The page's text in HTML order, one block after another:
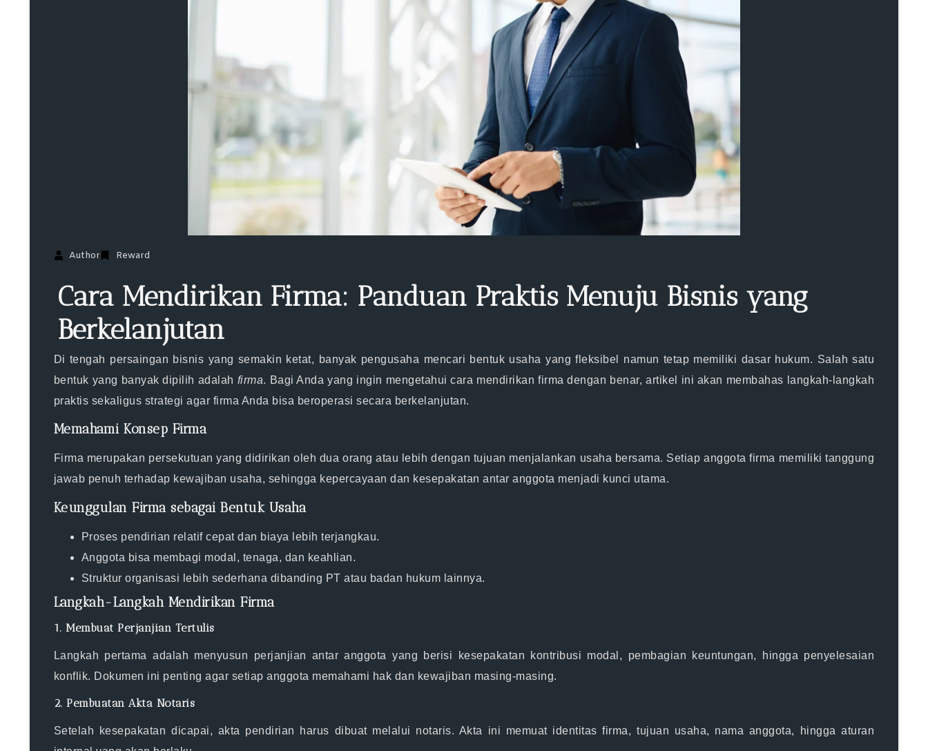
Author Reward
Cara Mendirikan Firma: Panduan Praktis Menuju Bisnis yang
Berkelanjutan
Di tengah persaingan bisnis yang semakin ketat, banyak pengusaha mencari bentuk usaha yang fleksibel namun tetap memiliki dasar hukum. Salah satu
bentuk yang banyak dipilih adalah firma. Bagi Anda yang ingin mengetahui cara mendirikan firma dengan benar, artikel ini akan membahas langkah-langkah
praktis sekaligus strategi agar firma Anda bisa beroperasi secara berkelanjutan.
Memahami Konsep Firma
Firma merupakan persekutuan yang didirikan oleh dua orang atau lebih dengan tujuan menjalankan usaha bersama. Setiap anggota firma memiliki tanggung
jawab penuh terhadap kewajiban usaha, sehingga kepercayaan dan kesepakatan antar anggota menjadi kunci utama.
Keunggulan Firma sebagai Bentuk Usaha
Proses pendirian relatif cepat dan biaya lebih terjangkau.
Anggota bisa membagi modal, tenaga, dan keahlian.
Struktur organisasi lebih sederhana dibanding PT atau badan hukum lainnya.
Langkah-Langkah Mendirikan Firma
1. Membuat Perjanjian Tertulis
Langkah pertama adalah menyusun perjanjian antar anggota yang berisi kesepakatan kontribusi modal, pembagian keuntungan, hingga penyelesaian
konflik. Dokumen ini penting agar setiap anggota memahami hak dan kewajiban masing-masing.
2. Pembuatan Akta Notaris
Setelah kesepakatan dicapai, akta pendirian harus dibuat melalui notaris. Akta ini memuat identitas firma, tujuan usaha, nama anggota, hingga aturan